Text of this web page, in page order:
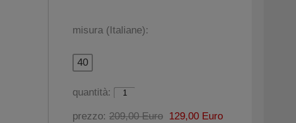
misura (Italiane):
40
quantità:
prezzo:209,00 Euro 129,00 Euro